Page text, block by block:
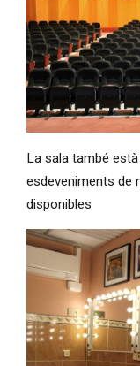
La sala també
esdeveniments de
disponibles